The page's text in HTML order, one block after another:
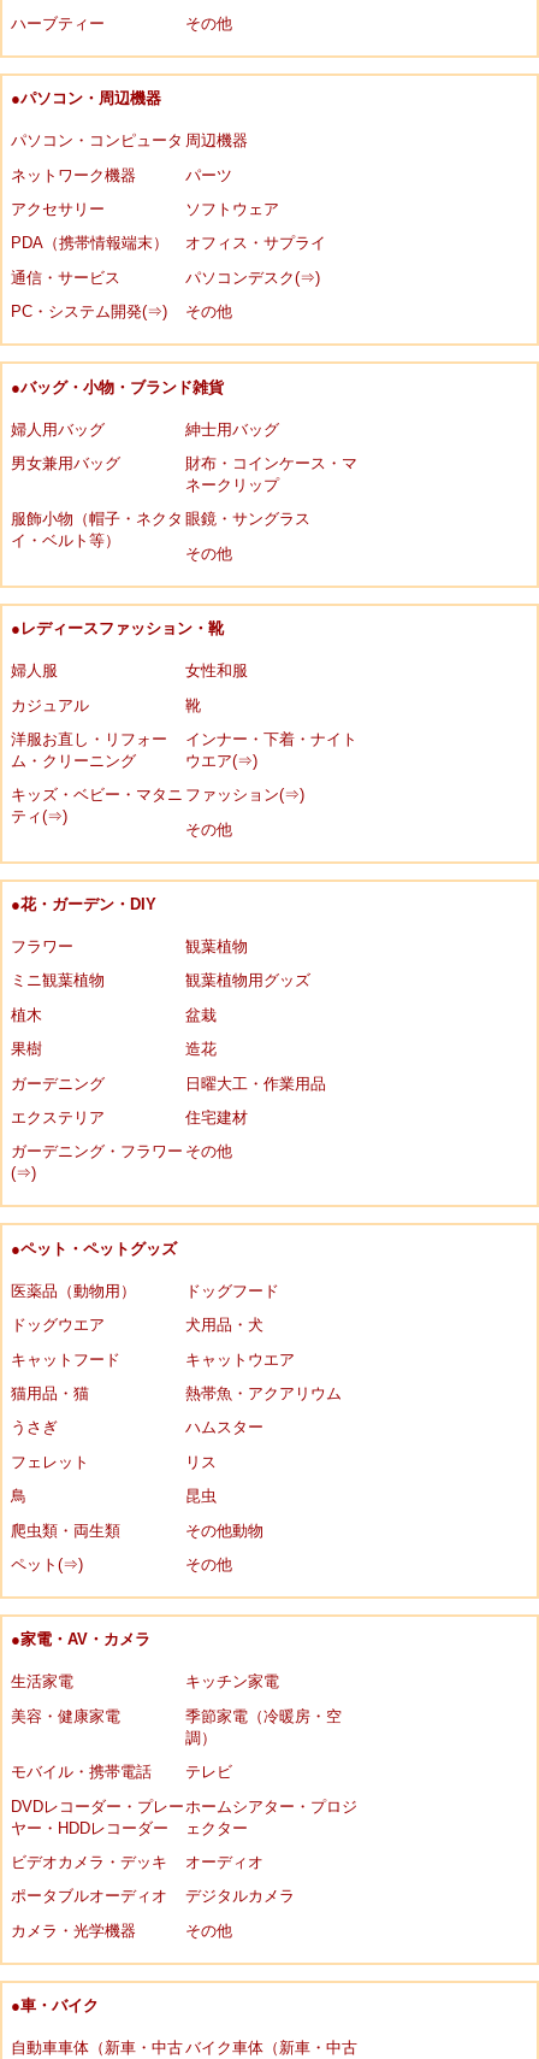
ハーブティー
その他
●パソコン・周辺機器
パソコン・コンピュータ 周辺機器
ネットワーク機器
パーツ
アクセサリー
ソフトウェア
PDA（携帯情報端末）
オフィス・サプライ
通信・サービス
パソコンデスク(⇒)
PC・システム開発(⇒)
その他
●バッグ・小物・ブランド雑貨
婦人用バッグ
紳士用バッグ
男女兼用バッグ
財布・コインケース・マ
ネークリップ
服飾小物（帽子・ネクタ
イ・ベルト等）
眼鏡・サングラス
その他
●レディースファッション・靴
婦人服
女性和服
カジュアル
靴
洋服お直し・リフォー
ム・クリーニング
インナー・下着・ナイト
ウエア(⇒)
キッズ・ベビー・マタニ
ティ(⇒)
ファッション(⇒)
その他
●花・ガーデン・DIY
フラワー
観葉植物
ミニ観葉植物
観葉植物用グッズ
植木
盆栽
果樹
造花
ガーデニング
日曜大工・作業用品
エクステリア
住宅建材
ガーデニング・フラワー
(⇒)
その他
●ペット・ペットグッズ
医薬品（動物用）
ドッグフード
ドッグウエア
犬用品・犬
キャットフード
キャットウエア
猫用品・猫
熱帯魚・アクアリウム
うさぎ
ハムスター
フェレット
リス
鳥
昆虫
爬虫類・両生類
その他動物
ペット(⇒)
その他
●家電・AV・カメラ
生活家電
キッチン家電
美容・健康家電
季節家電（冷暖房・空
調）
モバイル・携帯電話
テレビ
DVDレコーダー・プレー
ヤー・HDDレコーダー
ホームシアター・プロジ
ェクター
ビデオカメラ・デッキ
オーディオ
ポータブルオーディオ
デジタルカメラ
カメラ・光学機器
その他
●車・バイク
自動車車体（新車・中古バイク車体（新車・中古